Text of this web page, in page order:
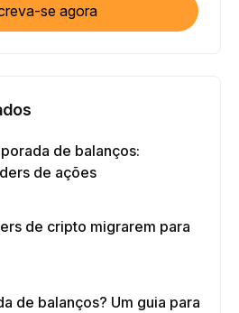
se agora
de balanços:
de ações
de cripto migrarem para
de balanços? Um guia para